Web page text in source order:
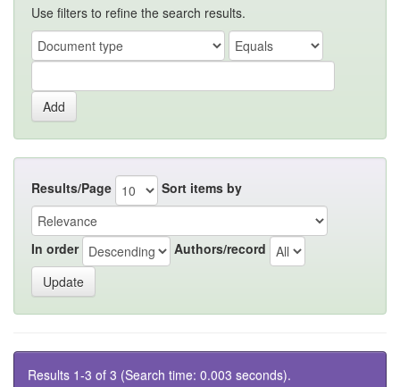
Use filters to refine the search results.
Results/Page Sort items by
In order Authors/record
Results 1-3 of 3 (Search time: 0.003 seconds).